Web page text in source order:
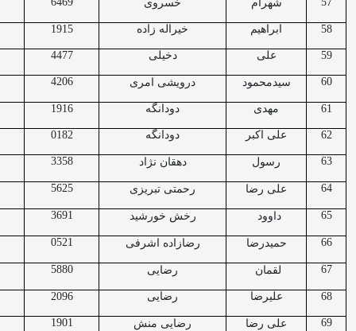
شهرام خسروی
58 ابراهیم خیراله زاده 1915
59 علی دخیلی 4477
60 سیدمحمود درویشی امری 4206
61 مهدی دودانگه 1916
62 علی اکبر دودانگه 0182
63 رسول دهقان نژاد 3358
64 علی رضا رحمتی تبریزی 5625
65 داوود رخش خورشید 3691
66 حمیدرضا رضازاده اشرفی 0521
67 لقمان رضایی 5880
68 علیرضا رضایی 2096
69 علی رضا رضایی منش 1901